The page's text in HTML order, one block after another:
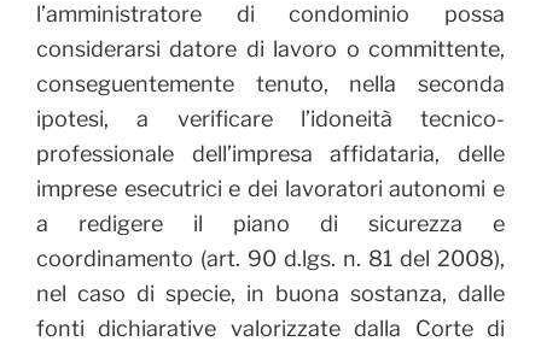
l’amministratore di condominio possa
considerarsi datore di lavoro o committente,
conseguentemente tenuto, nella seconda
ipotesi, a verificare l’idoneità tecnico-
professionale dell’impresa affidataria, delle
imprese esecutrici e dei lavoratori autonomi e
a redigere il piano di sicurezza e
coordinamento (art. 90 d.lgs. n. 81 del 2008),
nel caso di specie, in buona sostanza, dalle
fonti dichiarative valorizzate dalla Corte di